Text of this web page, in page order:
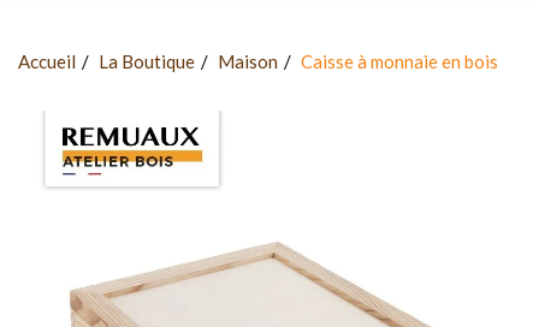
Accueil La Boutique Maison Caisse à monnaie en bois